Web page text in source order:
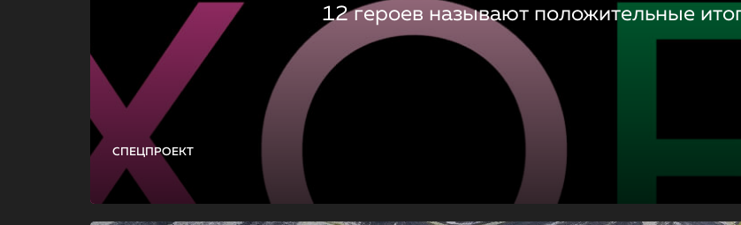
СПЕЦПРОЕКТ
12 героев называют положительные